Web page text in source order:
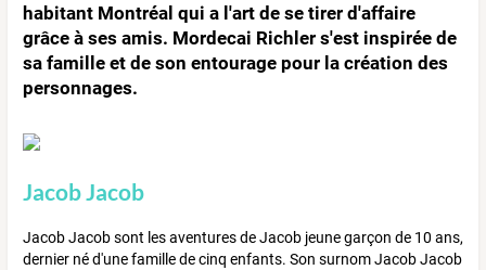
habitant Montréal qui a l'art de se tirer d'affaire
grâce à ses amis. Mordecai Richler s'est inspirée de
sa famille et de son entourage pour la création des
personnages.
Jacob Jacob
Jacob Jacob sont les aventures de Jacob jeune garçon de 10 ans,
dernier né d'une famille de cinq enfants. Son surnom Jacob Jacob